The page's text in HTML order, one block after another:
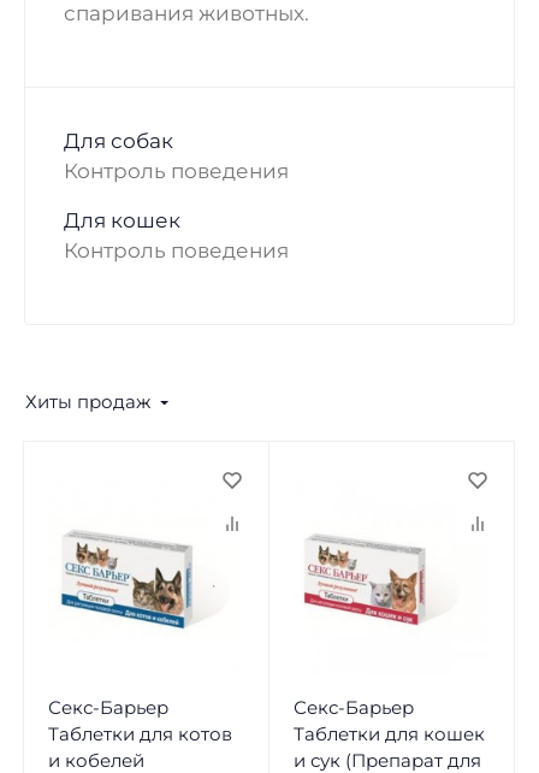
спаривания животных.
Для собак
Контроль поведения
Для кошек
Контроль поведения
Хиты продаж
Секс-Барьер
Таблетки для котов
и кобелей
Секс-Барьер
Таблетки для кошек
и сук (Препарат для